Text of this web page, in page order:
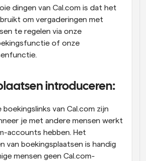
dingen van Cal.com is dat het
om vergaderingen met
te regelen via onze
of onze
introduceren:
boekingslinks van Cal.com zijn
je met andere mensen werkt
accounts hebben. Het
van boekingsplaatsen is handig
mensen geen Cal.com-